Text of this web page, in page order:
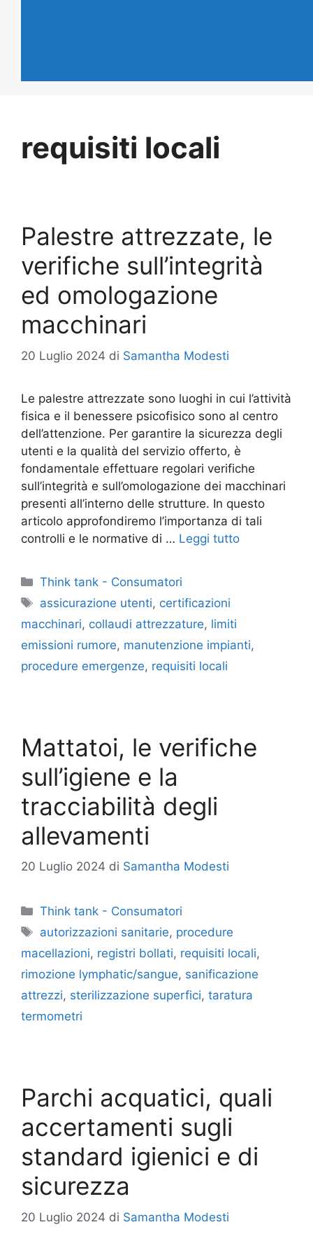
requisiti locali
Palestre attrezzate, le
verifiche sull’integrità
ed omologazione
macchinari
20 Luglio 2024 di Samantha Modesti
Le palestre attrezzate sono luoghi in cui l’attività
fisica e il benessere psicofisico sono al centro
dell’attenzione. Per garantire la sicurezza degli
utenti e la qualità del servizio offerto, è
fondamentale effettuare regolari verifiche
sull’integrità e sull’omologazione dei macchinari
presenti all’interno delle strutture. In questo
articolo approfondiremo l’importanza di tali
controlli e le normative di … Leggi tutto
Categorie
Think tank - Consumatori
Tag
assicurazione utenti, certificazioni
macchinari, collaudi attrezzature, limiti
emissioni rumore, manutenzione impianti,
procedure emergenze, requisiti locali
Mattatoi, le verifiche
sull’igiene e la
tracciabilità degli
allevamenti
20 Luglio 2024 di Samantha Modesti
Categorie
Think tank - Consumatori
Tag
autorizzazioni sanitarie, procedure
macellazioni, registri bollati, requisiti locali,
rimozione lymphatic/sangue, sanificazione
attrezzi, sterilizzazione superfici, taratura
termometri
Parchi acquatici, quali
accertamenti sugli
standard igienici e di
sicurezza
20 Luglio 2024 di Samantha Modesti